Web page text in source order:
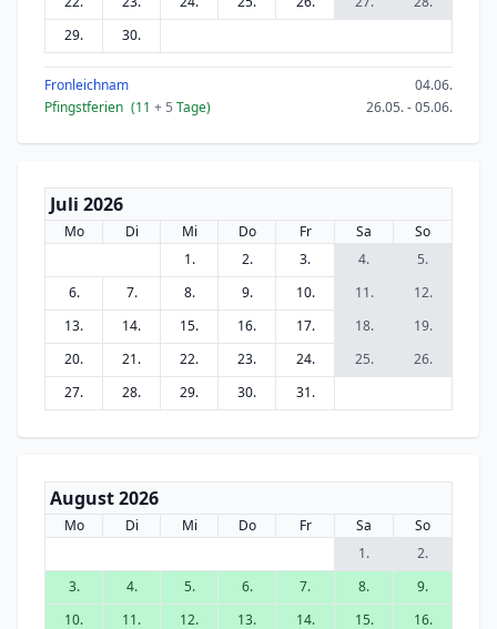
29.
30.
Fronleichnam
04.06.
Pfingstferien (11 + 5 Tage) 26.05. - 05.06.
Juli 2026
Mo Di Mi Do Fr Sa
So
1.
2. 3. 4.
5.
6.
7. 8. 9. 10. 11.
12.
13.
14. 15. 16. 17. 18.
19.
20.
21. 22. 23. 24. 25.
26.
27.
28. 29. 30. 31.
August 2026
Mo Di Mi Do Fr Sa
So
1.
2.
3.
4. 5. 6. 7. 8.
9.
10.
11. 12. 13. 14. 15.
16.